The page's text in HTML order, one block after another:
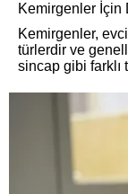
Kemirgenler İçin
Kemirgenler,
türlerdir ve
sincap gibi farklı